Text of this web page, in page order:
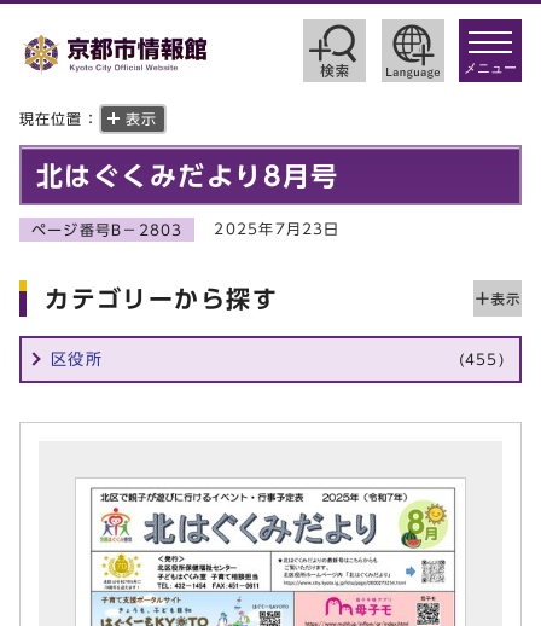
toggle
メニュー
現在位置： 表示
北はぐくみだより8月号
ページ番号B－2803 2025年7月23日
カテゴリーから探す
区役所 (455)